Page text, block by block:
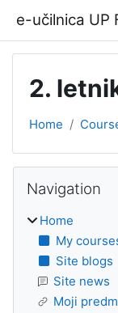
e-učilnica UP
2.
Home
Blocks
Navigation
Home
My
Site blogs
Site news
Moji